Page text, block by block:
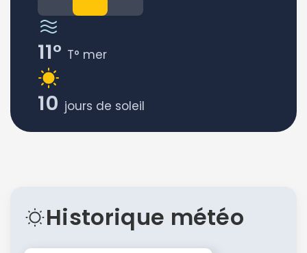
11° T° mer
10 jours de soleil
Historique météo